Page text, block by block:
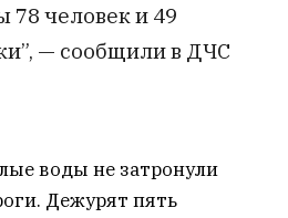
78 человек и 49
— сообщили в ДЧС
воды не затронули
Дежурят пять